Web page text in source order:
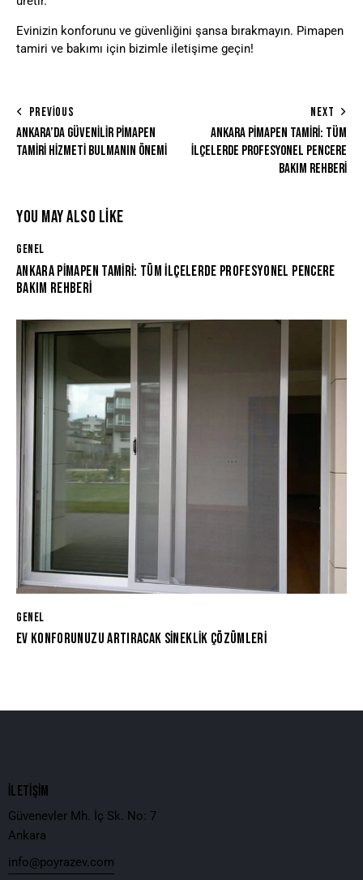
Evinizin konforunu ve güvenliğini şansa bırakmayın. Pimapen
tamiri ve bakımı için bizimle iletişime geçin!
PREVIOUS
ANKARA’DA GÜVENILIR PIMAPEN
TAMIRI HIZMETI BULMANIN ÖNEMI
NEXT
ANKARA PIMAPEN TAMIRI: TÜM
İLÇELERDE PROFESYONEL PENCERE
BAKIM REHBERI
YOU MAY ALSO LIKE
GENEL
ANKARA PIMAPEN TAMIRI: TÜM İLÇELERDE PROFESYONEL PENCERE
BAKIM REHBERI
GENEL
EV KONFORUNUZU ARTIRACAK SINEKLIK ÇÖZÜMLERI
İLETİŞİM
Güvenevler Mh. İç Sk. No: 7
Ankara
info@poyrazev.com